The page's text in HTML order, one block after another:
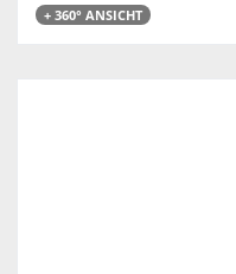
+ 360° ANSICHT